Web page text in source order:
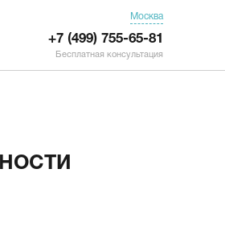
Москва
+7 (499) 755-65-81
Бесплатная консультация